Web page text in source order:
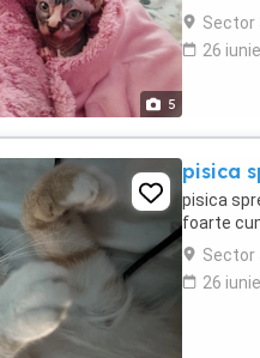
5
jucausi si
Sector
26 iunie
pisica
pisica
foarte
Sector
26 iunie